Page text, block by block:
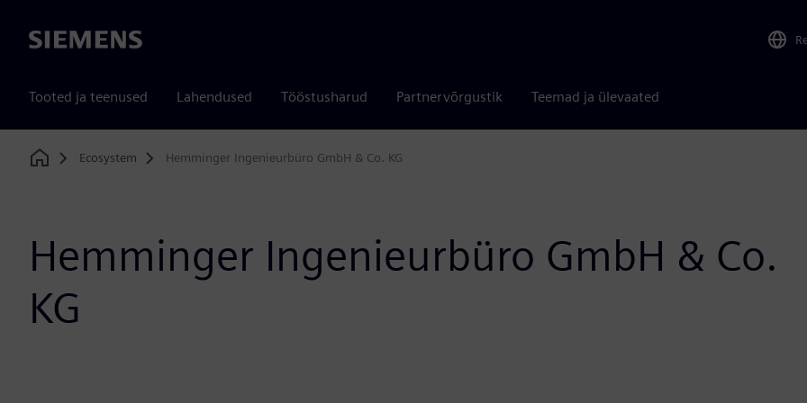
Siemens
Tooted ja teenused Lahendused Tööstusharud Partnervõrgustik Teemad ja ülevaated
Home
Ecosystem Hemminger Ingenieurbüro GmbH & Co. KG
Hemminger Ingenieurbüro GmbH & Co.
KG